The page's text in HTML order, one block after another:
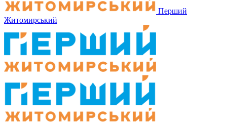
Перший
Житомирський